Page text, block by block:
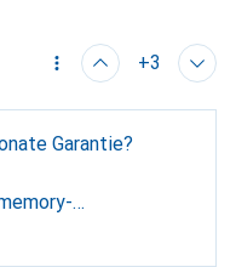
+3
Garantie?
pcie-gen-4-